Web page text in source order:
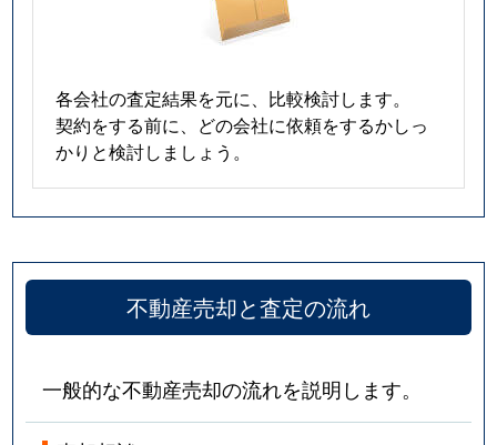
各会社の査定結果を元に、比較検討します。
契約をする前に、どの会社に依頼をするかしっ
かりと検討しましょう。
不動産売却と査定の流れ
一般的な不動産売却の流れを説明します。